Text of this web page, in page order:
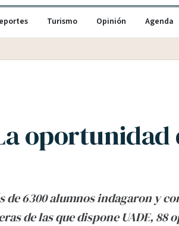
Turismo Opinión Agenda
oportunidad
de 6300 alumnos indagaron y
de las que dispone UADE, 88